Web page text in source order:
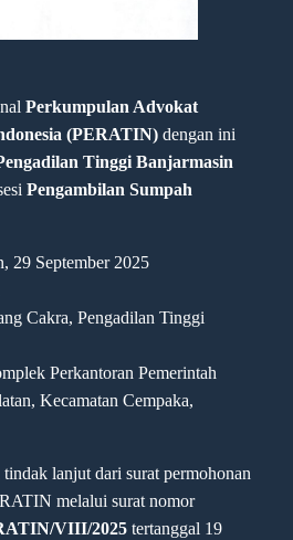
Perkumpulan Advokat
(PERATIN) dengan ini
Tinggi Banjarmasin
Pengambilan Sumpah
29 September 2025
Cakra, Pengadilan Tinggi
Perkantoran Pemerintah
Kecamatan Cempaka,
lanjut dari surat permohonan
melalui surat nomor
VIII/2025 tertanggal 19